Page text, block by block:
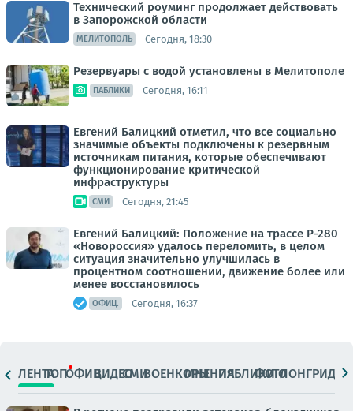
Технический роуминг продолжает действовать
в Запорожской области
МЕЛИТОПОЛЬ Сегодня, 18:30
Резервуары с водой установлены в Мелитополе
ПАБЛИКИ Сегодня, 16:11
Евгений Балицкий отметил, что все социально
значимые объекты подключены к резервным
источникам питания, которые обеспечивают
функционирование критической
инфраструктуры
СМИ Сегодня, 21:45
Евгений Балицкий: Положение на трассе Р-280
«Новороссия» удалось переломить, в целом
ситуация значительно улучшилась в
процентном соотношении, движение более или
менее восстановилось
ОФИЦ. Сегодня, 16:37
ЛЕНТАТОПОФИЦ.ВИДЕОСМИВОЕНКОРЫМНЕНИЯПАБЛИКИ
ФОТОЛОНГРИДЫ